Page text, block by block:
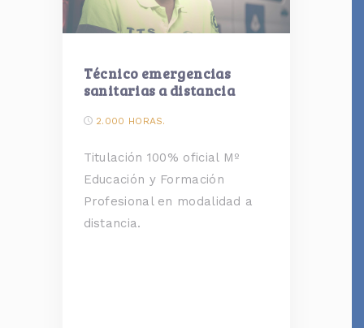
Técnico emergencias
sanitarias a distancia
2.000 HORAS.
Titulación 100% oficial Mº
Educación y Formación
Profesional en modalidad a
distancia.